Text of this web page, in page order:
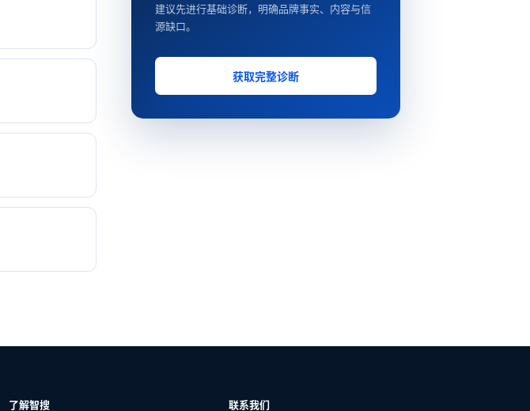
建议先进行基础诊断，明确品牌事实、内容与信
源缺口。
获取完整诊断
了解智搜 联系我们